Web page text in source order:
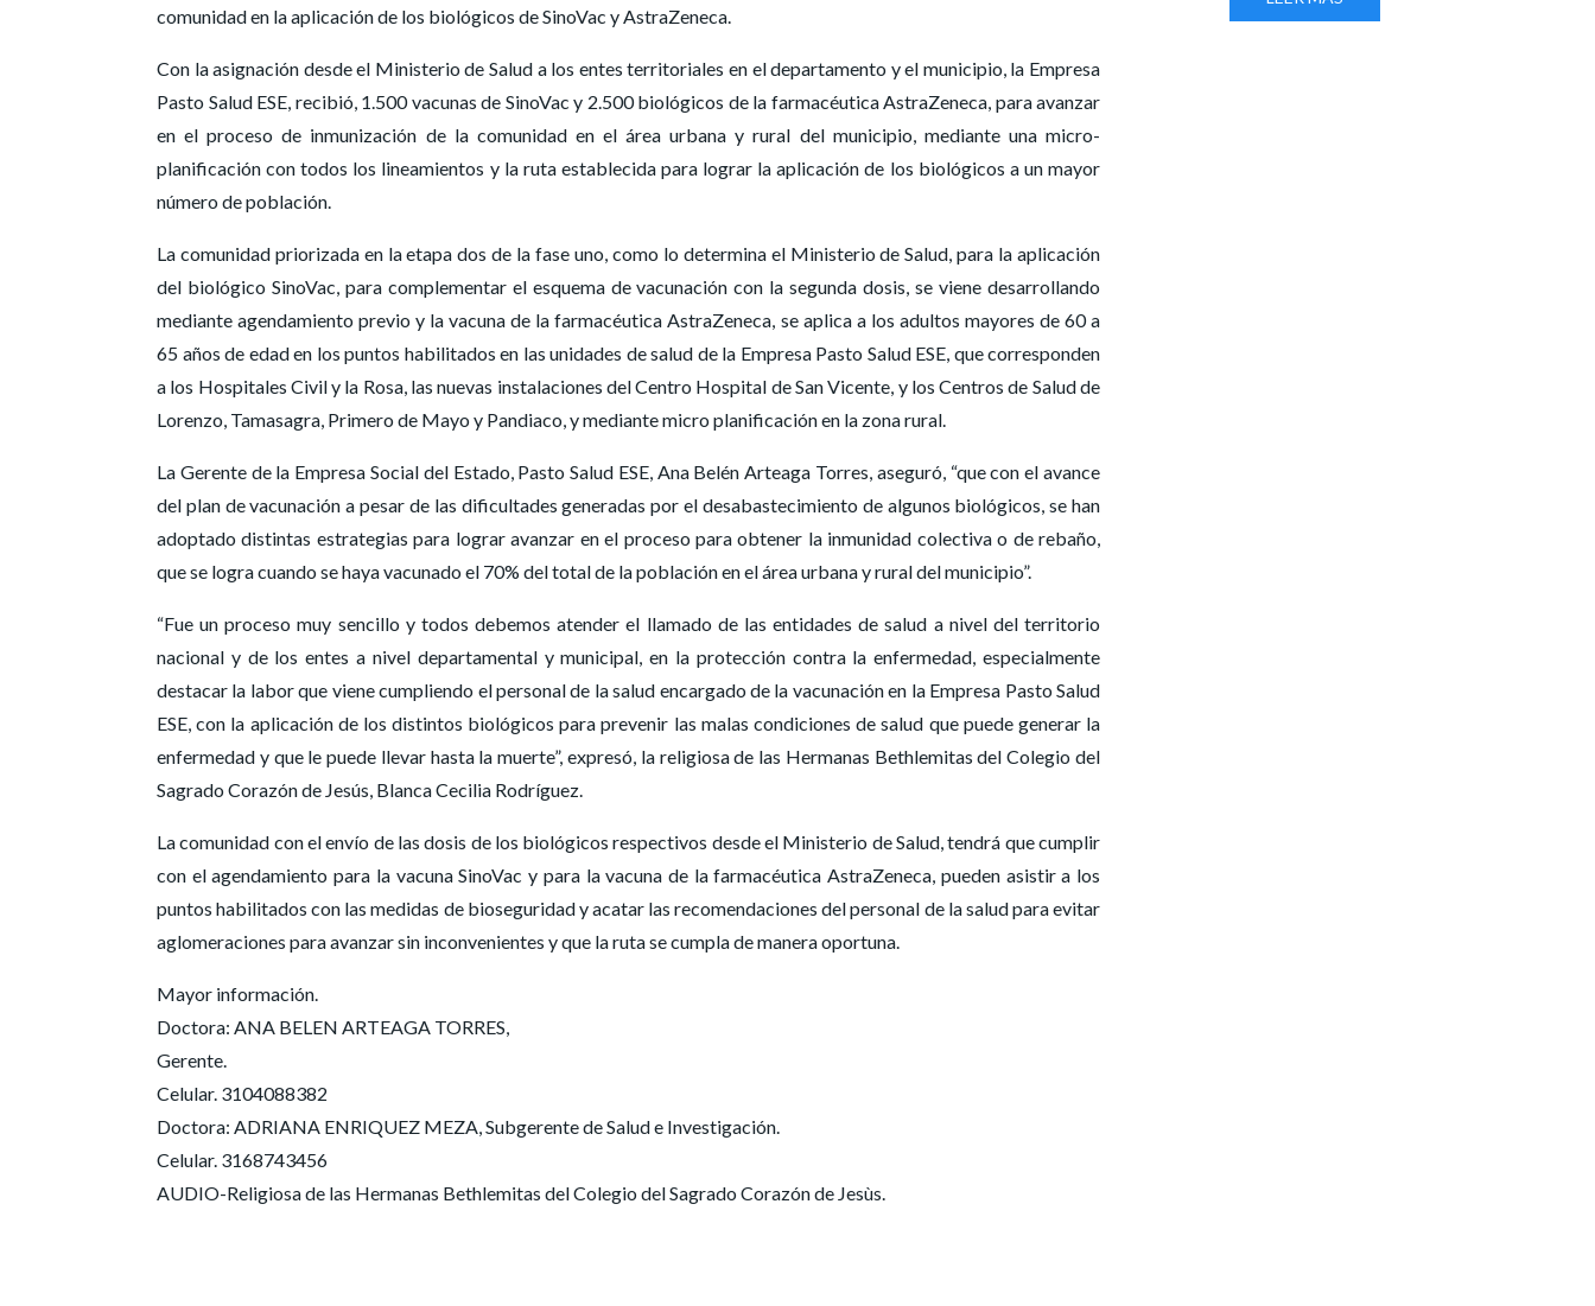
comunidad en la aplicación de los biológicos de SinoVac y AstraZeneca.
Con la asignación desde el Ministerio de Salud a los entes territoriales en el departamento y el municipio, la Empresa
Pasto Salud ESE, recibió, 1.500 vacunas de SinoVac y 2.500 biológicos de la farmacéutica AstraZeneca, para avanzar
en el proceso de inmunización de la comunidad en el área urbana y rural del municipio, mediante una micro-
planificación con todos los lineamientos y la ruta establecida para lograr la aplicación de los biológicos a un mayor
número de población.
La comunidad priorizada en la etapa dos de la fase uno, como lo determina el Ministerio de Salud, para la aplicación
del biológico SinoVac, para complementar el esquema de vacunación con la segunda dosis, se viene desarrollando
mediante agendamiento previo y la vacuna de la farmacéutica AstraZeneca, se aplica a los adultos mayores de 60 a
65 años de edad en los puntos habilitados en las unidades de salud de la Empresa Pasto Salud ESE, que corresponden
a los Hospitales Civil y la Rosa, las nuevas instalaciones del Centro Hospital de San Vicente, y los Centros de Salud de
Lorenzo, Tamasagra, Primero de Mayo y Pandiaco, y mediante micro planificación en la zona rural.
La Gerente de la Empresa Social del Estado, Pasto Salud ESE, Ana Belén Arteaga Torres, aseguró, “que con el avance
del plan de vacunación a pesar de las dificultades generadas por el desabastecimiento de algunos biológicos, se han
adoptado distintas estrategias para lograr avanzar en el proceso para obtener la inmunidad colectiva o de rebaño,
que se logra cuando se haya vacunado el 70% del total de la población en el área urbana y rural del municipio”.
“Fue un proceso muy sencillo y todos debemos atender el llamado de las entidades de salud a nivel del territorio
nacional y de los entes a nivel departamental y municipal, en la protección contra la enfermedad, especialmente
destacar la labor que viene cumpliendo el personal de la salud encargado de la vacunación en la Empresa Pasto Salud
ESE, con la aplicación de los distintos biológicos para prevenir las malas condiciones de salud que puede generar la
enfermedad y que le puede llevar hasta la muerte”, expresó, la religiosa de las Hermanas Bethlemitas del Colegio del
Sagrado Corazón de Jesús, Blanca Cecilia Rodríguez.
La comunidad con el envío de las dosis de los biológicos respectivos desde el Ministerio de Salud, tendrá que cumplir
con el agendamiento para la vacuna SinoVac y para la vacuna de la farmacéutica AstraZeneca, pueden asistir a los
puntos habilitados con las medidas de bioseguridad y acatar las recomendaciones del personal de la salud para evitar
aglomeraciones para avanzar sin inconvenientes y que la ruta se cumpla de manera oportuna.
Mayor información.
Doctora: ANA BELEN ARTEAGA TORRES,
Gerente.
Celular. 3104088382
Doctora: ADRIANA ENRIQUEZ MEZA, Subgerente de Salud e Investigación.
Celular. 3168743456
AUDIO-Religiosa de las Hermanas Bethlemitas del Colegio del Sagrado Corazón de Jesùs.